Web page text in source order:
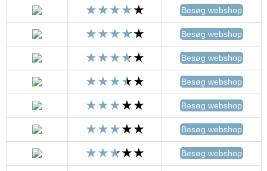
Besøg webshop
Besøg webshop
Besøg webshop
Besøg webshop
Besøg webshop
Besøg webshop
Besøg webshop